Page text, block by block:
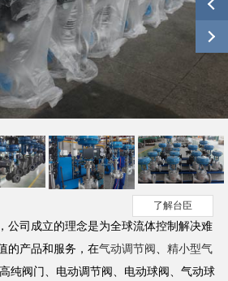
了解台臣
公司成立的理念是为全球流体控制解决难
的产品和服务，在气动调节阀 、 精小型气
纯阀门、电动调节阀、电动球阀、气动球
ZXPF气动衬氟调节阀新款零缺陷型产品，